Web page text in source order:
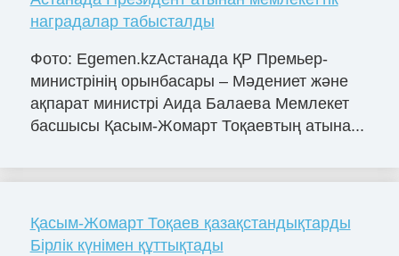
наградалар табысталды
Фото: Egemen.kzАстанада ҚР Премьер-
министрінің орынбасары – Мәдениет және
ақпарат министрі Аида Балаева Мемлекет
басшысы Қасым-Жомарт Тоқаевтың атына...
Қасым-Жомарт Тоқаев қазақстандықтарды
Бірлік күнімен құттықтады